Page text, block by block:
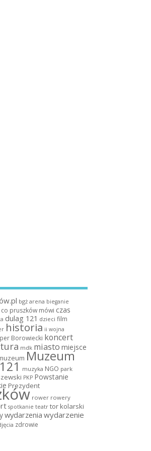
bgż arena bieganie
co pruszków mówi czas
dulag 121 dzieci film
historia ii wojna
Borowiecki koncert
mdk miasto miejsce
Muzeum
muzyka NGO park
PKP Powstanie
Prezydent
rower rowery
spotkanie teatr tor kolarski
wydarzenia wydarzenie
zdrowie